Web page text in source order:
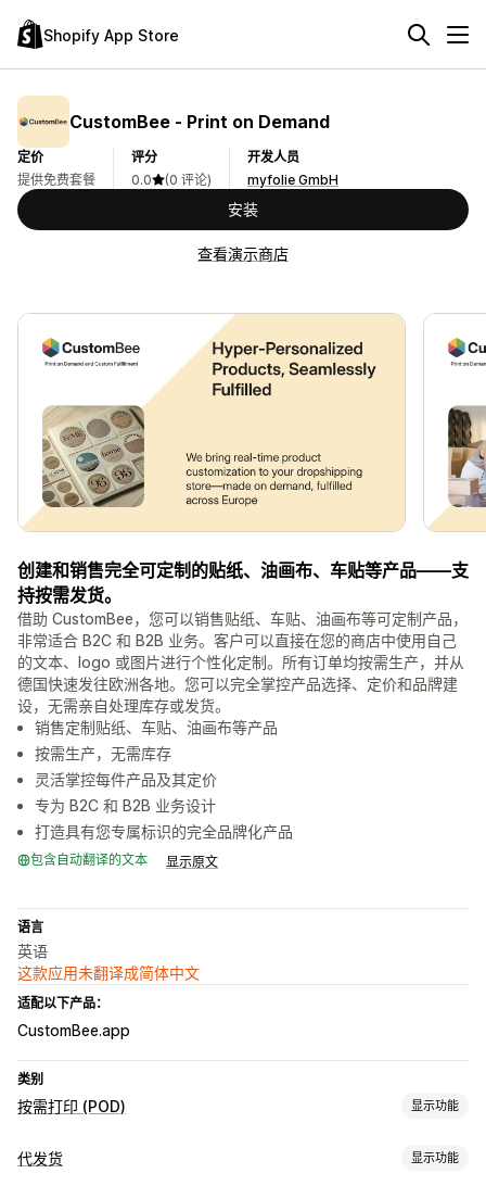
Shopify App Store
CustomBee ‑ Print on Demand
定价
提供免费套餐
评分
0.0
(0 评论)
开发人员
myfolie GmbH
安装
查看演示商店
创建和销售完全可定制的贴纸、油画布、车贴等产品——支
持按需发货。
借助 CustomBee，您可以销售贴纸、车贴、油画布等可定制产品，
非常适合 B2C 和 B2B 业务。客户可以直接在您的商店中使用自己
的文本、logo 或图片进行个性化定制。所有订单均按需生产，并从
德国快速发往欧洲各地。您可以完全掌控产品选择、定价和品牌建
设，无需亲自处理库存或发货。
销售定制贴纸、车贴、油画布等产品
按需生产，无需库存
灵活掌控每件产品及其定价
专为 B2C 和 B2B 业务设计
打造具有您专属标识的完全品牌化产品
包含自动翻译的文本 显示原文
语言
英语
这款应用未翻译成简体中文
适配以下产品：
CustomBee.app
类别
按需打印 (POD) 显示功能
产品自定义
代发货 显示功能